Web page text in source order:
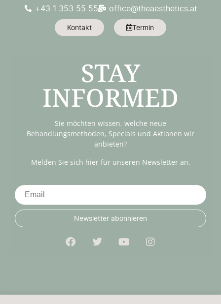
+43 1 353 55 55 office@theaesthetics.at
Kontakt Termin
STAY
INFORMED
Sie möchten wissen, welche neue
Behandlungsmethoden, Specials und Aktionen wir
anbieten?
Melden Sie sich hier für unseren Newsletter an.
Newsletter abonnieren